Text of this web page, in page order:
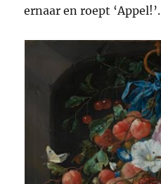
ernaar en roept ‘Appel!’.